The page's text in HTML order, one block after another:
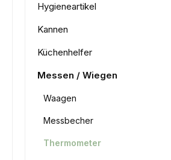
Hygieneartikel
Kannen
Küchenhelfer
Messen / Wiegen
Waagen
Messbecher
Thermometer